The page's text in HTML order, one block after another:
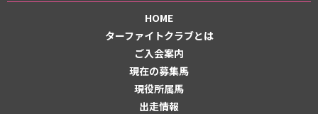
HOME
ターファイトクラブとは
ご入会案内
現在の募集馬
現役所属馬
出走情報